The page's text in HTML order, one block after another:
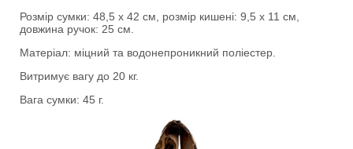
Розмір сумки: 48,5 х 42 см, розмір кишені: 9,5 х 11 см,
довжина ручок: 25 см.
Матеріал: міцний та водонепроникний поліестер.
Витримує вагу до 20 кг.
Вага сумки: 45 г.